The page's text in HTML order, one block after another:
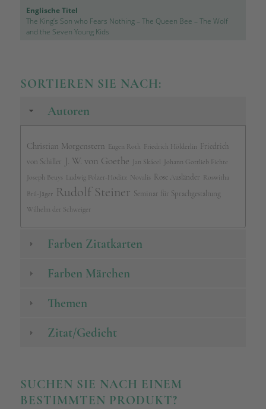
Englische Titel
The King’s Son who Fears Nothing– The Queen Bee – The Wolf
and the Seven Young Kids
SORTIEREN SIE NACH:
Autoren
Christian Morgenstern Eugen Roth Friedrich Hölderlin Friedrich
von Schiller J. W. von Goethe Jan Skácel
Johann Gottlieb Fichte
Joseph Beuys Ludwig Polzer-Hoditz Novalis Rose Ausländer Roswitha
Bril-Jäger Rudolf Steiner Seminar für Sprachgestaltung
Wilhelm der Schweiger
Farben Zitatkarten
Farben Märchen
Themen
Zitat/Gedicht
SUCHEN SIE NACH EINEM
BESTIMMTEN PRODUKT?